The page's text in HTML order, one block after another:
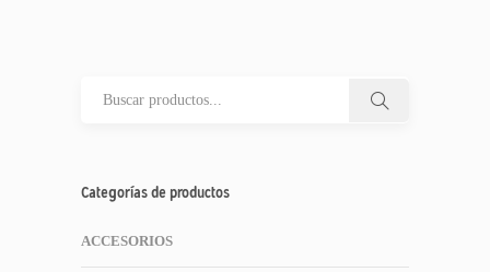
Categorías de productos
ACCESORIOS